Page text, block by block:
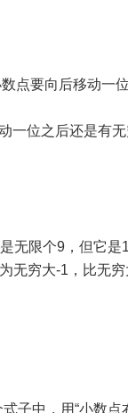
点要向后移动一
位之后还是有
无限个9，但它
穷大-1，比无
子中，用“小数